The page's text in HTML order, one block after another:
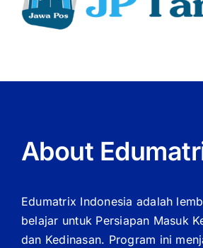
About
Edumatrix Indonesia adalah
belajar untuk Persiapan Masuk
dan Kedinasan. Program ini